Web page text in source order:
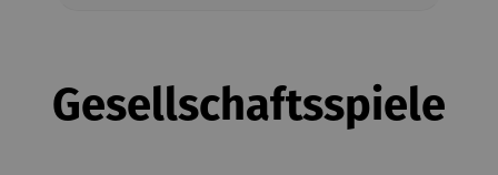
Gesellschaftsspiele